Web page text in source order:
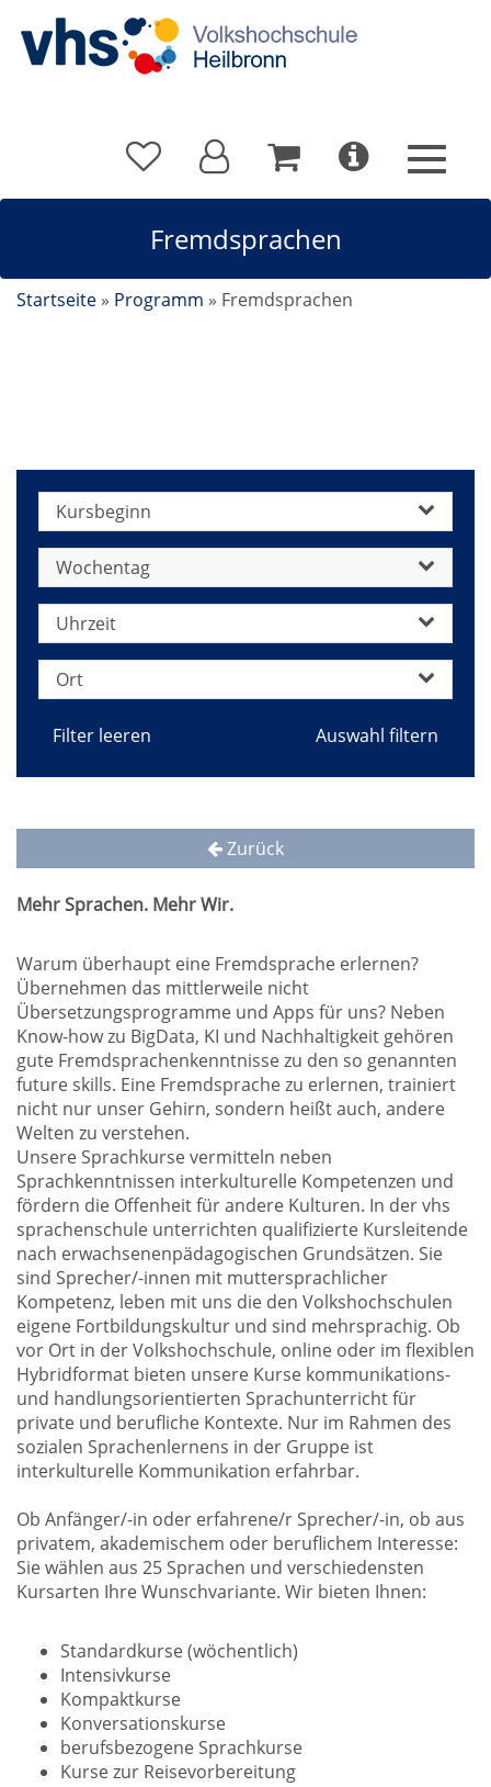
Fremdsprachen
Startseite » Programm » Fremdsprachen
Kursbeginn
Wochentag
Uhrzeit
Ort
Filter leeren
Zurück
Mehr Sprachen. Mehr Wir.
Warum überhaupt eine Fremdsprache erlernen?
Übernehmen das mittlerweile nicht
Übersetzungsprogramme und Apps für uns? Neben
Know-how zu BigData, KI und Nachhaltigkeit gehören
gute Fremdsprachenkenntnisse zu den so genannten
future skills. Eine Fremdsprache zu erlernen, trainiert
nicht nur unser Gehirn, sondern heißt auch, andere
Welten zu verstehen.
Unsere Sprachkurse vermitteln neben
Sprachkenntnissen interkulturelle Kompetenzen und
fördern die Offenheit für andere Kulturen. In der vhs
sprachenschule unterrichten qualifizierte Kursleitende
nach erwachsenenpädagogischen Grundsätzen. Sie
sind Sprecher/-innen mit muttersprachlicher
Kompetenz, leben mit uns die den Volkshochschulen
eigene Fortbildungskultur und sind mehrsprachig. Ob
vor Ort in der Volkshochschule, online oder im flexiblen
Hybridformat bieten unsere Kurse kommunikations-
und handlungsorientierten Sprachunterricht für
private und berufliche Kontexte. Nur im Rahmen des
sozialen Sprachenlernens in der Gruppe ist
interkulturelle Kommunikation erfahrbar.
Ob Anfänger/-in oder erfahrene/r Sprecher/-in, ob aus
privatem, akademischem oder beruflichem Interesse:
Sie wählen aus 25 Sprachen und verschiedensten
Kursarten Ihre Wunschvariante. Wir bieten Ihnen:
Standardkurse (wöchentlich)
Intensivkurse
Kompaktkurse
Konversationskurse
berufsbezogene Sprachkurse
Kurse zur Reisevorbereitung